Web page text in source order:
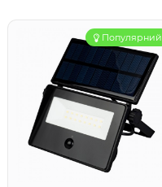
Популярний